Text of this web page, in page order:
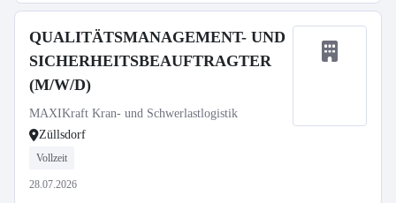
QUALITÄTSMANAGEMENT- UND
SICHERHEITSBEAUFTRAGTER
(M/W/D)
MAXIKraft Kran- und Schwerlastlogistik
Züllsdorf
Vollzeit
28.07.2026